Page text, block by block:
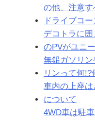
の他、注意
ドライブコ
デコトラに
のPVがユニ
無鉛ガソリ
リンって何
車内の上座
について
4WD車は駐